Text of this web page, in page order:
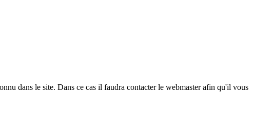
dans le site. Dans ce cas il faudra contacter le webmaster afin qu'il vous